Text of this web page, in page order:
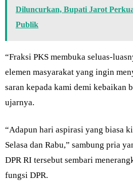
Diluncurkan, Bupati Jarot
Publik
“Fraksi PKS membuka seluas-
elemen masyarakat yang ingin
saran kepada kami demi kebaikan
ujarnya.
“Adapun hari aspirasi yang biasa
Selasa dan Rabu,” sambung pria
DPR RI tersebut sembari
fungsi DPR.